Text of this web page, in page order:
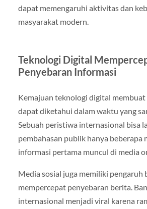
dapat memengaruhi aktivitas dan
masyarakat modern.
Teknologi Digital
Penyebaran Informasi
Kemajuan teknologi digital
dapat diketahui dalam waktu yang
Sebuah peristiwa internasional bisa
pembahasan publik hanya beberapa
informasi pertama muncul di media
Media sosial juga memiliki pengaruh
mempercepat penyebaran berita.
internasional menjadi viral karena